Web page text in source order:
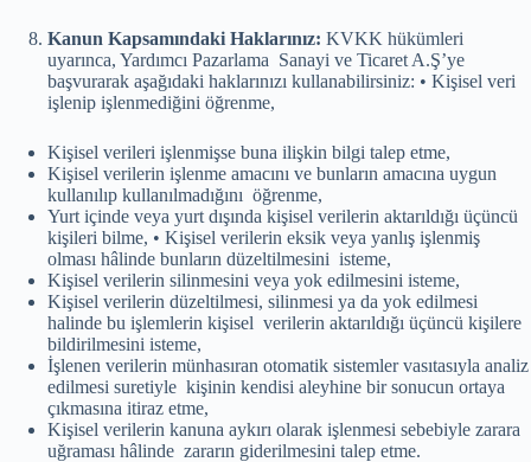
Kanun Kapsamındaki Haklarınız: KVKK hükümleri
uyarınca, Yardımcı Pazarlama Sanayi ve Ticaret A.Ş’ye
başvurarak aşağıdaki haklarınızı kullanabilirsiniz: • Kişisel veri
işlenip işlenmediğini öğrenme,
Kişisel verileri işlenmişse buna ilişkin bilgi talep etme,
Kişisel verilerin işlenme amacını ve bunların amacına uygun
kullanılıp kullanılmadığını öğrenme,
Yurt içinde veya yurt dışında kişisel verilerin aktarıldığı üçüncü
kişileri bilme, • Kişisel verilerin eksik veya yanlış işlenmiş
olması hâlinde bunların düzeltilmesini isteme,
Kişisel verilerin silinmesini veya yok edilmesini isteme,
Kişisel verilerin düzeltilmesi, silinmesi ya da yok edilmesi
halinde bu işlemlerin kişisel verilerin aktarıldığı üçüncü kişilere
bildirilmesini isteme,
İşlenen verilerin münhasıran otomatik sistemler vasıtasıyla analiz
edilmesi suretiyle kişinin kendisi aleyhine bir sonucun ortaya
çıkmasına itiraz etme,
Kişisel verilerin kanuna aykırı olarak işlenmesi sebebiyle zarara
uğraması hâlinde zararın giderilmesini talep etme.